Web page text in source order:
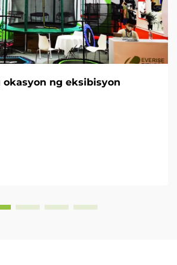
okasyon ng eksibisyon